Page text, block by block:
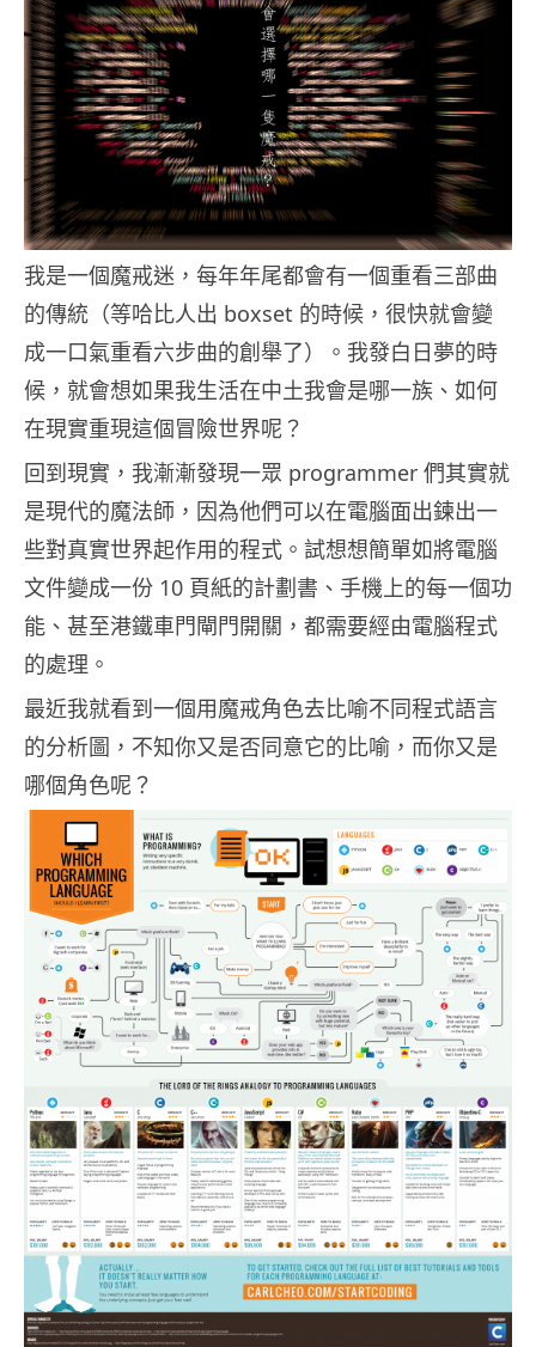
我是一個魔戒迷，每年年尾都會有一個重看三部曲
的傳統（等哈比人出 boxset 的時候，很快就會變
成一口氣重看六步曲的創舉了）。我發白日夢的時
候，就會想如果我生活在中土我會是哪一族、如何
在現實重現這個冒險世界呢？
回到現實，我漸漸發現一眾 programmer 們其實就
是現代的魔法師，因為他們可以在電腦面出鍊出一
些對真實世界起作用的程式。試想想簡單如將電腦
文件變成一份 10 頁紙的計劃書、手機上的每一個功
能、甚至港鐵車門閘門開關，都需要經由電腦程式
的處理。
最近我就看到一個用魔戒角色去比喻不同程式語言
的分析圖，不知你又是否同意它的比喻，而你又是
哪個角色呢？